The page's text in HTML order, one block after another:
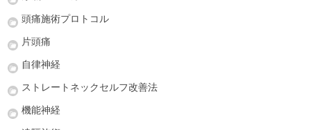
頭痛施術プロトコル
片頭痛
自律神経
ストレートネックセルフ改善法
機能神経